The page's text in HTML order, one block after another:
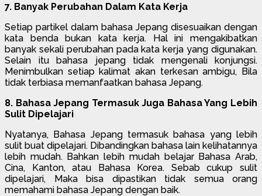
7. Banyak Perubahan Dalam Kata Kerja
Setiap partikel dalam bahasa Jepang disesuaikan dengan
kata benda bukan kata kerja. Hal ini mengakibatkan
banyak sekali perubahan pada kata kerja yang digunakan.
Selain itu bahasa jepang tidak mengenali konjungsi.
Menimbulkan setiap kalimat akan terkesan ambigu, Bila
tidak terbiasa memanfaatkan bahasa Jepang.
8. Bahasa Jepang Termasuk Juga Bahasa Yang Lebih
Sulit Dipelajari
Nyatanya, Bahasa Jepang termasuk bahasa yang lebih
sulit buat dipelajari. Dibandingkan bahasa lain kelihatannya
lebih mudah. Bahkan lebih mudah belajar Bahasa Arab,
Cina, Kanton, atau Bahasa Korea. Sebab cukup sulit
dipelajari, Maka bisa dipastikan tidak semua orang
memahami bahasa Jepang dengan baik.